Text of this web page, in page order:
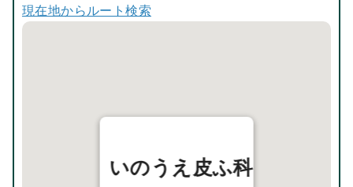
現在地からルート検索
いのうえ皮ふ科